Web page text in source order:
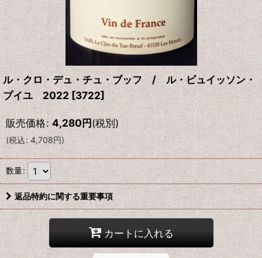
ル・クロ・デュ・チュ・ブッフ / ル・ビュイッソン・
プイユ 2022 [3722]
販売価格: 4,280円(税別)
(税込: 4,708円)
数量:
返品特約に関する重要事項
カートに入れる